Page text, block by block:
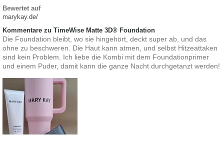
Bewertet auf
marykay.de/
Kommentare zu TimeWise Matte 3D® Foundation
Die Foundation bleibt, wo sie hingehört, deckt super ab, und das
ohne zu beschweren. Die Haut kann atmen, und selbst Hitzeattaken
sind kein Problem. Ich liebe die Kombi mit dem Foundationprimer
und einem Puder, damit kann die ganze Nacht durchgetanzt werden!